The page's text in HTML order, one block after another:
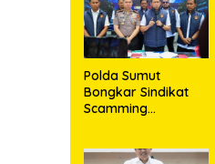
Polda Sumut
Bongkar Sindikat
Scamming
Korban Rugi Rp6,7